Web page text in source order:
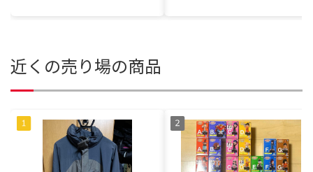
近くの売り場の商品